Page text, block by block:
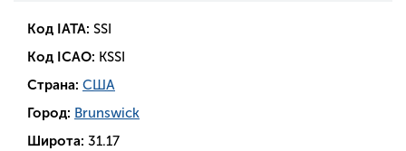
Код IATA: SSI
Код ICAO: KSSI
Страна: США
Город: Brunswick
Широта: 31.17